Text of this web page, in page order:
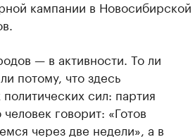
кампании в Новосибирской
— в активности. То ли
потому, что здесь
сил: партия
говорит: «Готов
через две недели», а в